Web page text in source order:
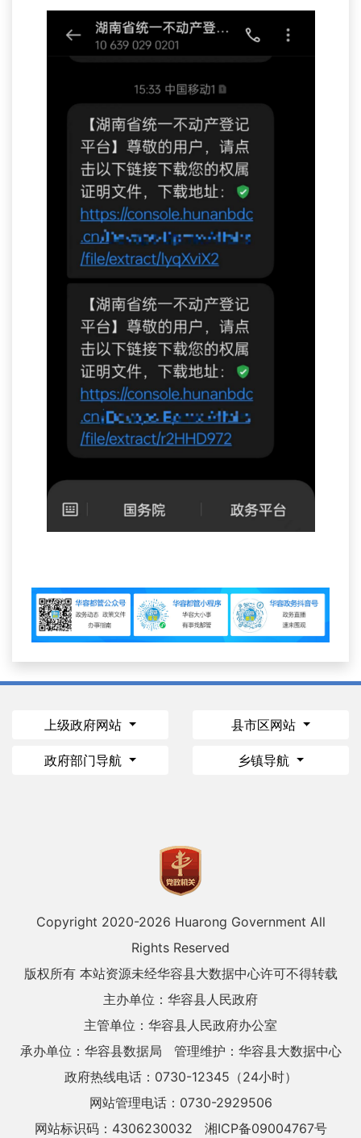
上级政府网站 县市区网站
政府部门导航 乡镇导航
Copyright 2020-2026 Huarong Government All
Rights Reserved
版权所有 本站资源未经华容县大数据中心许可不得转载
主办单位：华容县人民政府
主管单位：华容县人民政府办公室
承办单位：华容县数据局
管理维护：华容县大数据中心
政府热线电话：0730-12345（24小时）
网站管理电话：0730-2929506
网站标识码：4306230032
湘ICP备09004767号